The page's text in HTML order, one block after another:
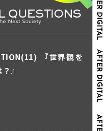
『世界観を
』